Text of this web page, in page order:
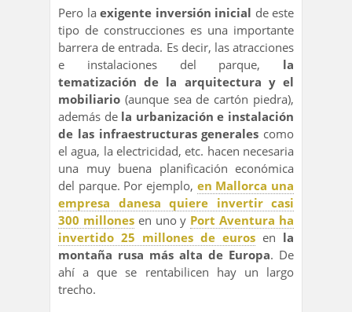
Pero la exigente inversión inicial de este
tipo de construcciones es una importante
barrera de entrada. Es decir, las atracciones
e instalaciones del parque, la
tematización de la arquitectura y el
mobiliario (aunque sea de cartón piedra),
además de la urbanización e instalación
de las infraestructuras generales como
el agua, la electricidad, etc. hacen necesaria
una muy buena planificación económica
del parque. Por ejemplo, en Mallorca una
empresa danesa quiere invertir casi
300 millonesen uno y Port Aventura ha
invertido 25 millones de euros en la
montaña rusa más alta de Europa. De
ahí a que se rentabilicen hay un largo
trecho.